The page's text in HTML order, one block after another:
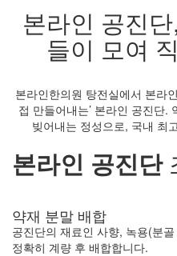
본라인 공진단
들이 모여
본라인한의원 탕전실에서 본라
접 만들어내는’ 본라인 공진단.
빚어내는 정성으로, 국내 최
본라인 공진단
약재 분말 배합
공진단의 재료인 사향, 녹용(분
정확히 계량 후 배합합니다.